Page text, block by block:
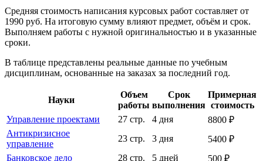
Средняя стоимость написания курсовых работ составляет от
1990 руб. На итоговую сумму влияют предмет, объём и срок.
Выполняем работы с нужной оригинальностью и в указанные
сроки.
В таблице представлены реальные данные по учебным
дисциплинам, основанные на заказах за последний год.
Науки
Объем
работы
Срок
выполнения
Примерная
стоимость
Управление проектами
27 стр. 4 дня
8800 ₽
Антикризисное
управление
23 стр. 3 дня
5400 ₽
Банковское дело
28 стр. 5 дней 500 ₽